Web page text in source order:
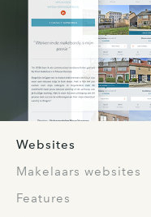
Websites
Makelaars websites
Features